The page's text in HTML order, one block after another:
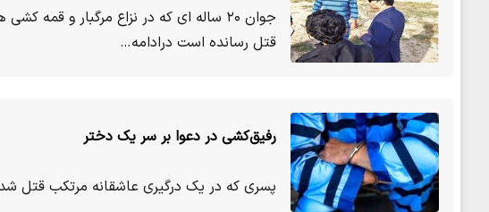
جوان ۲۰ ساله ای که در نزاع مرگبار و
قتل رسانده است درادامه…
رفیق‌کشی در دعوا بر سر یک دختر
پسری که در یک درگیری عاشقانه مرتکب قتل